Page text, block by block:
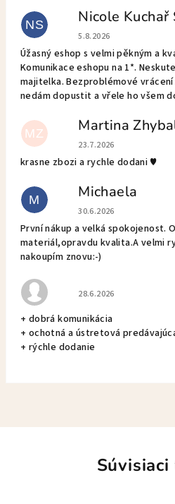
NS Nicole Kuchař
Hodnotenie obchodu
5.8.2026
Úžasný eshop s velmi pěkným a
Komunikace eshopu na 1*.
majitelka. Bezproblémové
nedám dopustit a vřele ho všem
MZ Martina
Hodnotenie obchodu
23.7.2026
krasne zbozi a rychle dodani ♥️
M Michaela
Hodnotenie obchodu
30.6.2026
První nákup a velká spokojenost.
materiál,opravdu kvalita.A velmi
nakoupím znovu:-)
Hodnotenie obchodu
28.6.2026
+ dobrá komunikácia
+ ochotná a ústretová
+ rýchle dodanie